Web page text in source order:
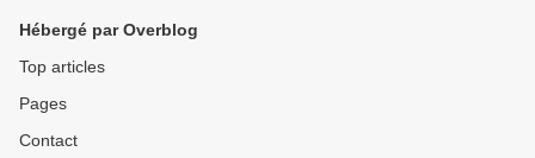
Hébergé par Overblog
Top articles
Pages
Contact